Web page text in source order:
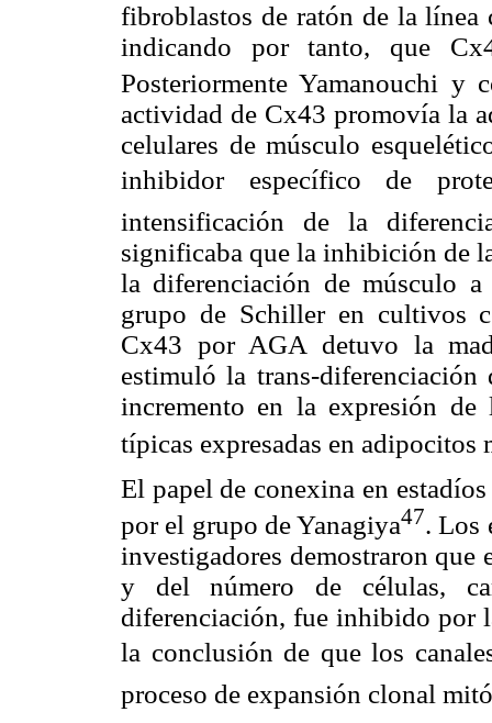
fibroblastos de ratón de la
indicando por tanto, que
Posteriormente Yamanouchi y
actividad de Cx43 promovía la
celulares de músculo
inhibidor específico de
intensificación de la
significaba que la inhibición de
la diferenciación de músculo
grupo de Schiller en cultivos
Cx43 por AGA detuvo la
estimuló la trans-
incremento en la expresión de
típicas expresadas en adipocitos
El papel de conexina en
por el grupo de Yanagiya47. Los
investigadores demostraron
y del número de células,
diferenciación, fue inhibido por
la conclusión de que los
proceso de expansión clonal